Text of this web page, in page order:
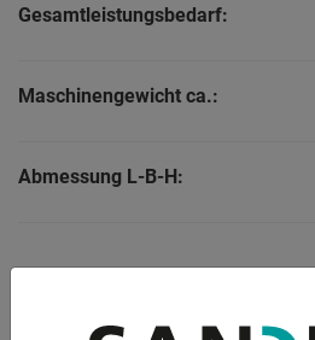
Gesamtleistungsbedarf:
Maschinengewicht ca.:
Abmessung L-B-H:
BESCHREIBUNG